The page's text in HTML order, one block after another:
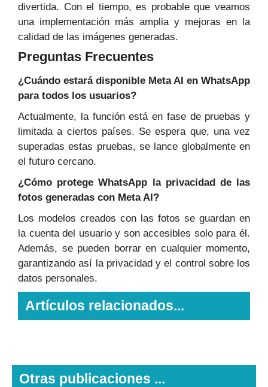
divertida. Con el tiempo, es probable que veamos
una implementación más amplia y mejoras en la
calidad de las imágenes generadas.
Preguntas Frecuentes
¿Cuándo estará disponible Meta AI en WhatsApp
para todos los usuarios?
Actualmente, la función está en fase de pruebas y
limitada a ciertos países. Se espera que, una vez
superadas estas pruebas, se lance globalmente en
el futuro cercano.
¿Cómo protege WhatsApp la privacidad de las
fotos generadas con Meta AI?
Los modelos creados con las fotos se guardan en
la cuenta del usuario y son accesibles solo para él.
Además, se pueden borrar en cualquier momento,
garantizando así la privacidad y el control sobre los
datos personales.
Artículos relacionados...
Otras publicaciones ...